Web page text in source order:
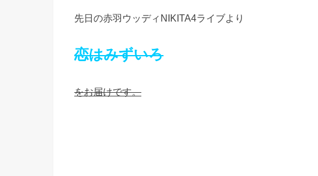
先日の赤羽ウッディNIKITA4ライブより
恋はみずいろ
をお届けです。